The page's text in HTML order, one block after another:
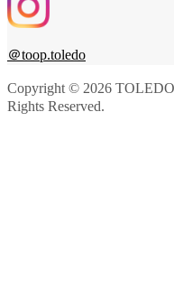
＠toop.toledo
Copyright © 2026
Rights Reserved.